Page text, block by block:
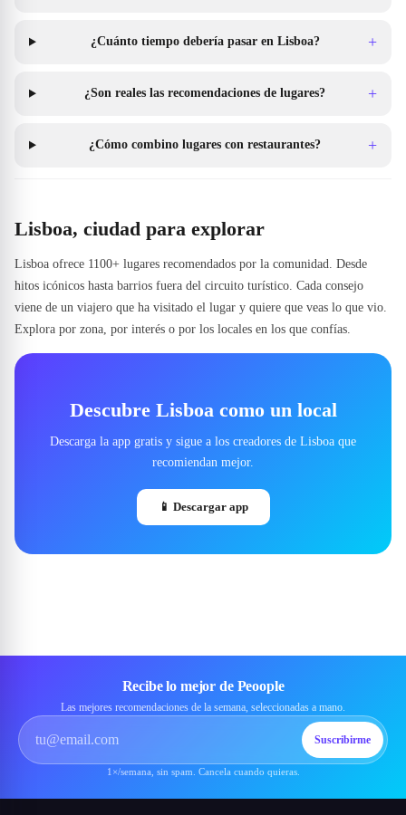
¿Cuánto tiempo debería pasar en Lisboa? +
¿Son reales las recomendaciones de lugares? +
¿Cómo combino lugares con restaurantes? +
Lisboa, ciudad para explorar
Lisboa ofrece 1100+ lugares recomendados por la comunidad. Desde
hitos icónicos hasta barrios fuera del circuito turístico. Cada consejo
viene de un viajero que ha visitado el lugar y quiere que veas lo que vio.
Explora por zona, por interés o por los locales en los que confías.
Descubre Lisboa como un local
Descarga la app gratis y sigue a los creadores de Lisboa que
recomiendan mejor.
📱 Descargar app
Recibe lo mejor de Peoople
Las mejores recomendaciones de la semana, seleccionadas a mano.
Suscribirme
1×/semana, sin spam. Cancela cuando quieras.